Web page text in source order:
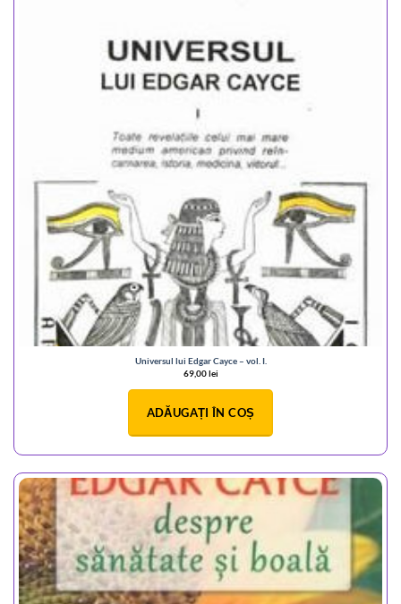
Universul lui Edgar Cayce – vol. I.
69,00lei
ADĂUGAȚI ÎN COȘ